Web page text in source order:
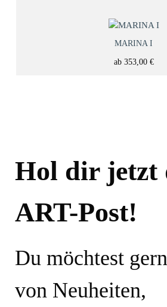
MARINA I
ab 353,00 €
Hol dir jetzt
ART-Post!
Du möchtest
von Neuheiten,